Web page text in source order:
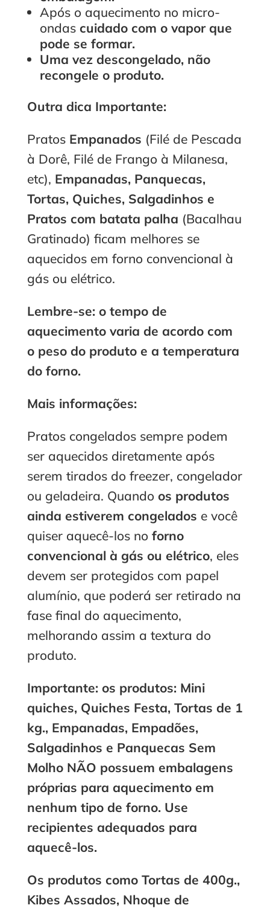
Após o aquecimento no micro-
ondas cuidado com o vapor que
pode se formar.
Uma vez descongelado, não
recongele o produto.
Outra dica Importante:
Pratos Empanados (Filé de Pescada
à Dorê, Filé de Frango à Milanesa,
etc), Empanadas, Panquecas,
Tortas, Quiches, Salgadinhos e
Pratos com batata palha (Bacalhau
Gratinado) ficam melhores se
aquecidos em forno convencional à
gás ou elétrico.
Lembre-se: o tempo de
aquecimento varia de acordo com
o peso do produto e a temperatura
do forno.
Mais informações:
Pratos congelados sempre podem
ser aquecidos diretamente após
serem tirados do freezer, congelador
ou geladeira. Quando os produtos
ainda estiverem congelados e você
quiser aquecê-los no forno
convencional à gás ou elétrico, eles
devem ser protegidos com papel
alumínio, que poderá ser retirado na
fase final do aquecimento,
melhorando assim a textura do
produto.
Importante: os produtos: Mini
quiches, Quiches Festa, Tortas de 1
kg., Empanadas, Empadões,
Salgadinhos e Panquecas Sem
Molho NÃO possuem embalagens
próprias para aquecimento em
nenhum tipo de forno. Use
recipientes adequados para
aquecê-los.
Os produtos como Tortas de 400g.,
Kibes Assados, Nhoque de